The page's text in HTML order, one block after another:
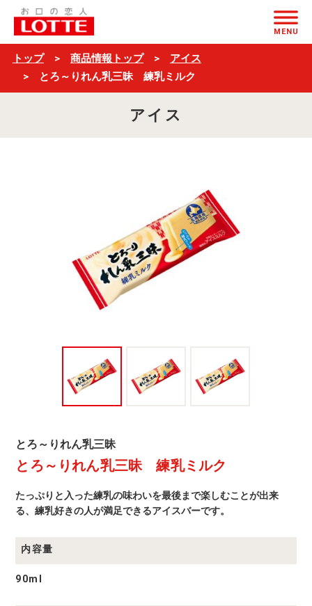
と
ろ
～
れ
乳
MENU
トップ 商品情報トップ
アイス
とろ～りれん乳三昧 練乳ミルク
アイス
と
～
ん
乳
商
品
一
覧
とろ～りれん乳三昧
とろ～りれん乳三昧 練乳ミルク
たっぷりと入った練乳の味わいを最後まで楽しむことが出来
る、練乳好きの人が満足できるアイスバーです。
内容量
90ml